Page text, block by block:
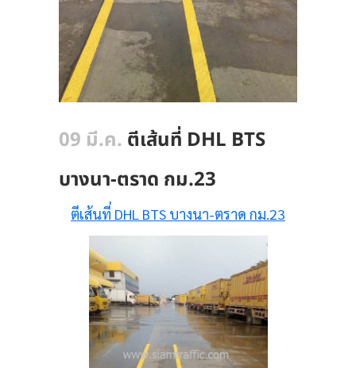
09 มี.ค. ตีเส้นที่ DHL BTS
บางนา-ตราด กม.23
ตีเส้นที่ DHL BTS บางนา-ตราด กม.23